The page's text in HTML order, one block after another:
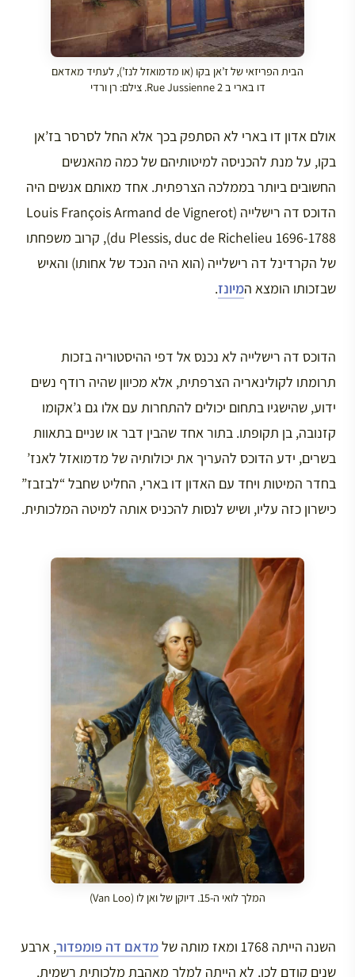
הבית הפריזאי של ז’אן בקו (או מדמואזל לנז’), לעתיד מאדאם
דו בארי ב Rue Jussienne 2. צילם: רן ורדי
אולם אדון דו בארי לא הסתפק בכך אלא החל לסרסר בז’אן
בקו, על מנת להכניסה למיטותיהם של כמה מהאנשים
החשובים ביותר בממלכה הצרפתית. אחד מאותם אנשים היה
הדוכס דה רישלייה (Louis François Armand de Vignerot
du Plessis, duc de Richelieu 1696-1788), קרוב משפחתו
של הקרדינל דה רישלייה (הוא היה הנכד של אחותו) והאיש
שבזכותו הומצא המיונז.
הדוכס דה רישלייה לא נכנס אל דפי ההיסטוריה בזכות
תרומתו לקולינאריה הצרפתית, אלא מכיוון שהיה רודף נשים
ידוע, שהישגיו בתחום יכולים להתחרות עם אלו גם ג’אקומו
קזנובה, בן תקופתו. בתור אחד שהבין דבר או שניים בתאוות
בשרים, ידע הדוכס להעריך את יכולותיה של מדמואזל לאנז’
בחדר המיטות ויחד עם האדון דו בארי, החליט שחבל “לבזבז”
כישרון כזה עליו, ושיש לנסות להכניס אותה למיטה המלכותית.
המלך לואי ה-15. דיוקן של ואן לו (Van Loo)
השנה הייתה 1768 ומאז מותה של מדאם דה פומפדור, ארבע
שנים קודם לכן, לא הייתה למלך מאהבת מלכותית רשמית.